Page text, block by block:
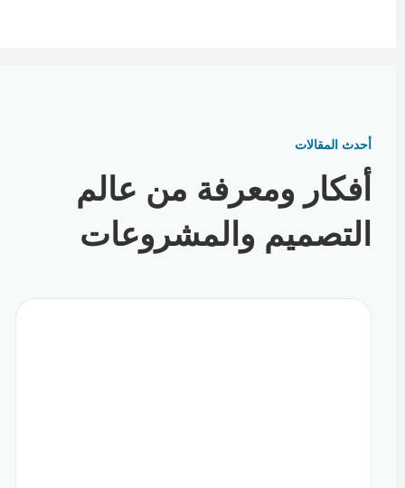
أحدث المقالات
أفكار ومعرفة من عالم
التصميم والمشروعات